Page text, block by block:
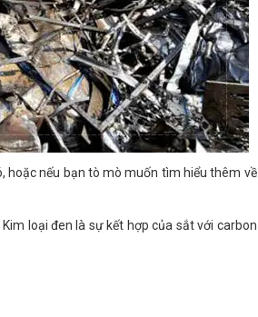
hoặc nếu bạn tò mò muốn tìm hiểu thêm về
loại đen là sự kết hợp của sắt với carbon